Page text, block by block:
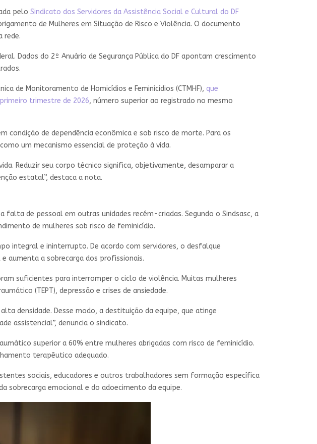
pelo Sindicato dos Servidores da Assistência Social e Cultural do DF
de Mulheres em Situação de Risco e Violência. O documento
rede.
Dados do 2º Anuário de Segurança Pública do DF apontam crescimento
de Monitoramento de Homicídios e Feminicídios (CTMHF), que
trimestre de 2026, número superior ao registrado no mesmo
condição de dependência econômica e sob risco de morte. Para os
um mecanismo essencial de proteção à vida.
Reduzir seu corpo técnico significa, objetivamente, desamparar a
estatal”, destaca a nota.
falta de pessoal em outras unidades recém-criadas. Segundo o Sindsasc, a
de mulheres sob risco de feminicídio.
integral e ininterrupto. De acordo com servidores, o desfalque
aumenta a sobrecarga dos profissionais.
suficientes para interromper o ciclo de violência. Muitas mulheres
(TEPT), depressão e crises de ansiedade.
densidade. Desse modo, a destituição da equipe, que atinge
assistencial”, denuncia o sindicato.
superior a 60% entre mulheres abrigadas com risco de feminicídio.
terapêutico adequado.
sociais, educadores e outros trabalhadores sem formação específica
sobrecarga emocional e do adoecimento da equipe.